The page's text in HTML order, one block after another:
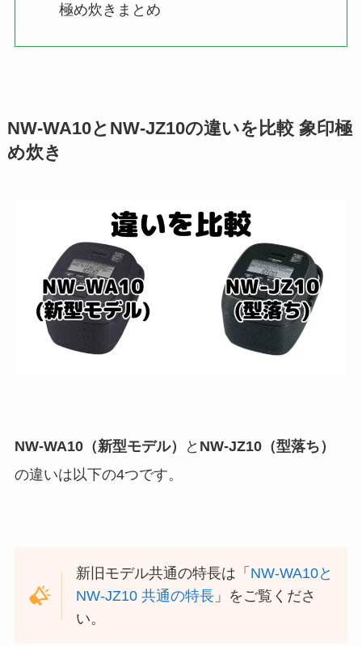
極め炊きまとめ
NW-WA10とNW-JZ10の違いを比較 象印極
め炊き
NW-WA10（新型モデル） と NW-JZ10（型落ち）
の違いは以下の4つです。
新旧モデル共通の特長は「 NW-WA10と
NW-JZ10 共通の特長 」をご覧くださ
い。